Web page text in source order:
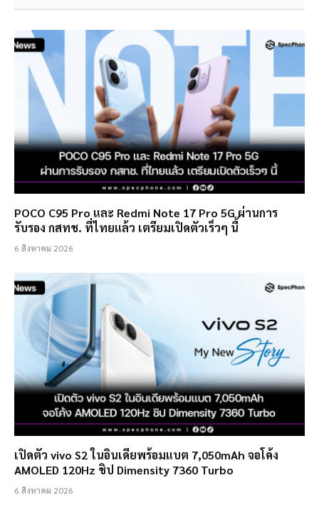
POCO C95 Pro และ Redmi Note 17 Pro 5G ผ่านการ
รับรอง กสทช. ที่ไทยแล้ว เตรียมเปิดตัวเร็วๆ นี้
6 สิงหาคม 2026
เปิดตัว vivo S2 ในอินเดียพร้อมแบต 7,050mAh จอโค้ง
AMOLED 120Hz ชิป Dimensity 7360 Turbo
6 สิงหาคม 2026